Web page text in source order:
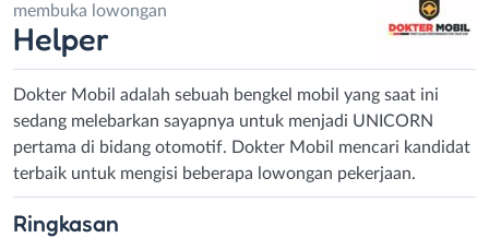
membuka lowongan
Helper
Dokter Mobil adalah sebuah bengkel mobil yang saat ini
sedang melebarkan sayapnya untuk menjadi UNICORN
pertama di bidang otomotif. Dokter Mobil mencari kandidat
terbaik untuk mengisi beberapa lowongan pekerjaan.
Ringkasan